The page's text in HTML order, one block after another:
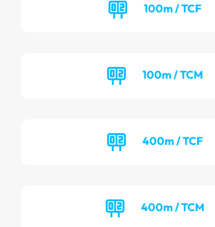
100m / TCF
100m / TCM
400m / TCF
400m / TCM